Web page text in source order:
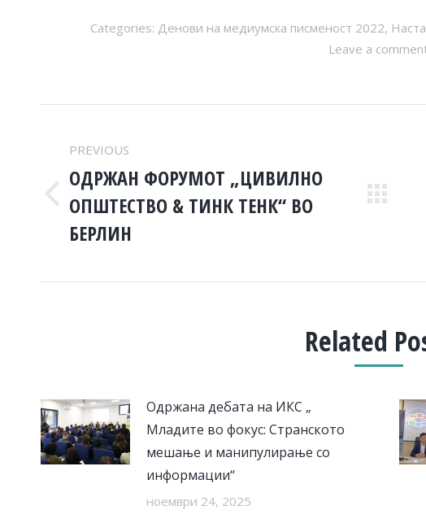
Categories: Денови на медиумска писменост 2022,
Leave a
NAVIGATION
PREVIOUS
Previous
post:
ОДРЖАН ФОРУМОТ „ЦИВИЛНО
ОПШТЕСТВО & ТИНК ТЕНК“ ВО
БЕРЛИН
Related
Одржана дебата на ИКС „
Младите во фокус: Странското
мешање и манипулирање со
информации“
ноември 24, 2025